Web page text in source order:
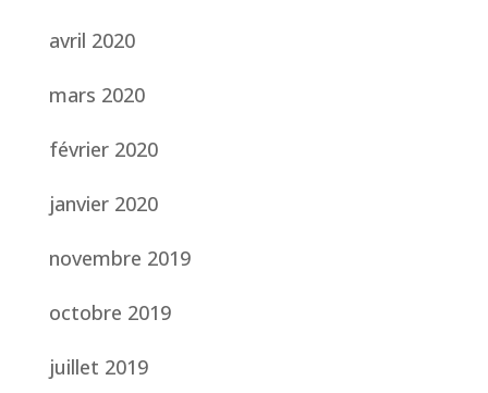
avril 2020
mars 2020
février 2020
janvier 2020
novembre 2019
octobre 2019
juillet 2019